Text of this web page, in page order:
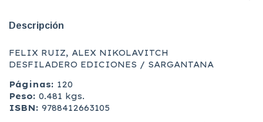
Descripción
FELIX RUIZ, ALEX NIKOLAVITCH
DESFILADERO EDICIONES / SARGANTANA
Páginas: 120
Peso: 0.481 kgs.
ISBN: 9788412663105